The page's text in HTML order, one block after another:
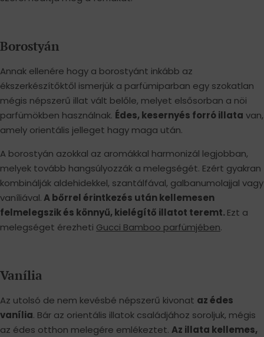
Borostyán
Annak ellenére hogy a borostyánt inkább az
ékszerkészítőktől ismerjük a parfümiparban egy szokatlan
mégis népszerű illat vált belőle, melyet elsősorban a nöi
parfümökben használnak. Édes, kesernyés forró illata van,
amely orientális jelleget hagy maga után.
A borostyán azokkal az aromákkal harmonizál legjobban,
melyek tovább hangsúlyozzák a melegségét. Ezért gyakran
kombinálják aldehidekkel, szantálfával, galbanumolajjal vagy
vaníliával.A bőrrel érintkezés után kellemesen
felmelegszik és könnyű, kielégítő illatot teremt.Ezt a
melegséget érezheti Gucci Bamboo parfümjében.
Vanília
Az utolsó de nem kevésbé népszerű kivonat az édes
vanília. Bár az orientális illatok családjához soroljuk, mégis
az édes otthon melegére emlékeztet. Az illata kellemes,